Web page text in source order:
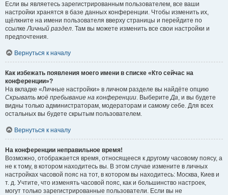
Если вы являетесь зарегистрированным пользователем, все ваши
настройки хранятся в базе данных конференции. Чтобы изменить их,
щёлкните на имени пользователя вверху страницы и перейдите по
ссылкеЛичный раздел. Там вы можете изменить все свои настройки и
предпочтения.
Вернуться к началу
Как избежать появления моего имени в списке «Кто сейчас на
конференции»?
На вкладке «Личные настройки» в личном разделе вы найдёте опцию
Скрывать моё пребывание на конференции. ВыберитеДа, и вы будете
видны только администраторам, модераторам и самому себе. Для всех
остальных вы будете скрытым пользователем.
Вернуться к началу
На конференции неправильное время!
Возможно, отображается время, относящееся к другому часовому поясу, а
не к тому, в котором находитесь вы. В этом случае измените в личных
настройках часовой пояс на тот, в котором вы находитесь: Москва, Киев и
т. д. Учтите, что изменять часовой пояс, как и большинство настроек,
могут только зарегистрированные пользователи. Если вы не